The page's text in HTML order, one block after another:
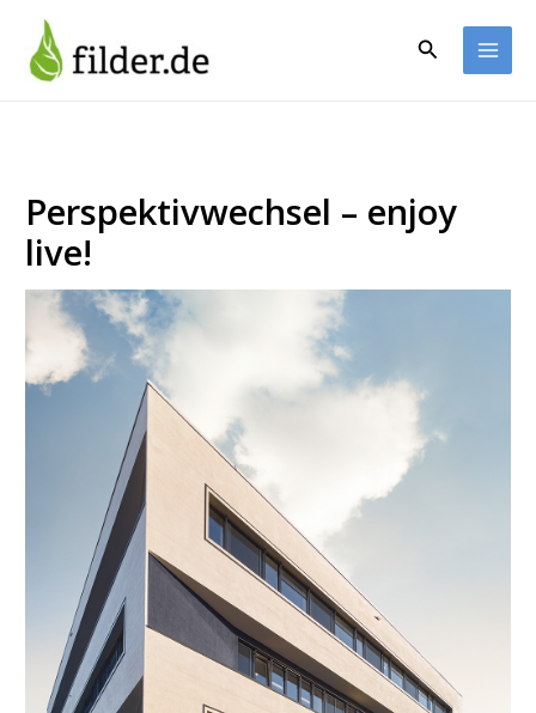
Inhalt
springen
Suchen
Perspektivwechsel – enjoy
live!